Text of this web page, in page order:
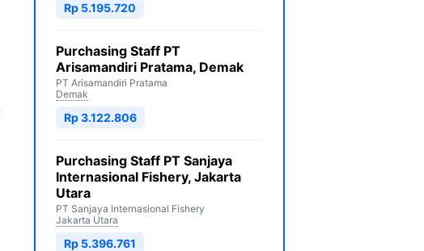
Rp 5.195.720
Purchasing Staff PT
Arisamandiri Pratama, Demak
PT Arisamandiri Pratama
Demak
Rp 3.122.806
Purchasing Staff PT Sanjaya
Internasional Fishery, Jakarta
Utara
PT Sanjaya Internasional Fishery
Jakarta Utara
Rp 5.396.761